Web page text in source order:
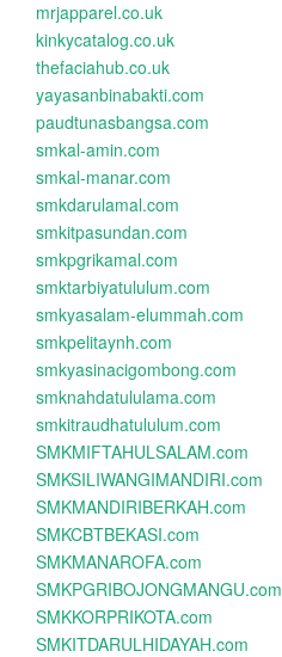
mrjapparel.co.uk
kinkycatalog.co.uk
thefaciahub.co.uk
yayasanbinabakti.com
paudtunasbangsa.com
smkal-amin.com
smkal-manar.com
smkdarulamal.com
smkitpasundan.com
smkpgrikamal.com
smktarbiyatululum.com
smkyasalam-elummah.com
smkpelitaynh.com
smkyasinacigombong.com
smknahdatululama.com
smkitraudhatululum.com
SMKMIFTAHULSALAM.com
SMKSILIWANGIMANDIRI.com
SMKMANDIRIBERKAH.com
SMKCBTBEKASI.com
SMKMANAROFA.com
SMKPGRIBOJONGMANGU.com
SMKKORPRIKOTA.com
SMKITDARULHIDAYAH.com